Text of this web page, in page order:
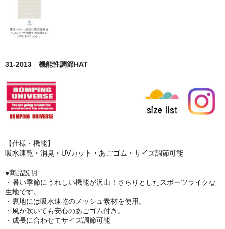
31-2013 機能性調節HAT
【仕様・機能】
吸水速乾・消臭・UVカット・あごゴム・サイズ調節可能
●商品説明
・暑い季節にうれしい機能が沢山！さらりとしたスポーツライクな
生地です。
・裏地には吸水速乾のメッシュ素材を使用。
・風が吹いても安心のあごゴム付き。
・成長に合わせてサイズ調節可能